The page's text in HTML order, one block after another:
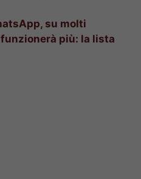
su molti
più: la lista